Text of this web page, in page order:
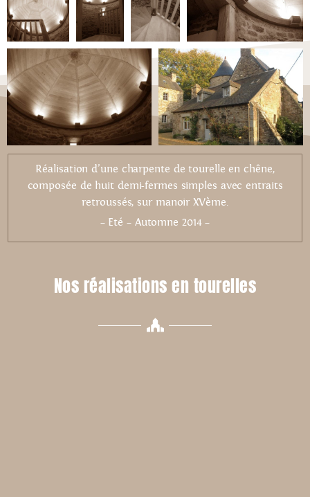
Réalisation d’une charpente de tourelle en chêne,
composée de huit demi-fermes simples avec entraits
retroussés, sur manoir XVème.
– Eté – Automne 2014 –
Nos réalisations en tourelles​